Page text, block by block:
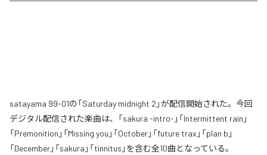
satayama 99-01の「Saturday midnight 2」が配信開始された。今回
デジタル配信された楽曲は、「sakura -intro-」「Intermittent rain」
「Premonition」「Missing you」「October」「future trax」「plan b」
「December」「sakura」「tinnitus」を含む全10曲となっている。